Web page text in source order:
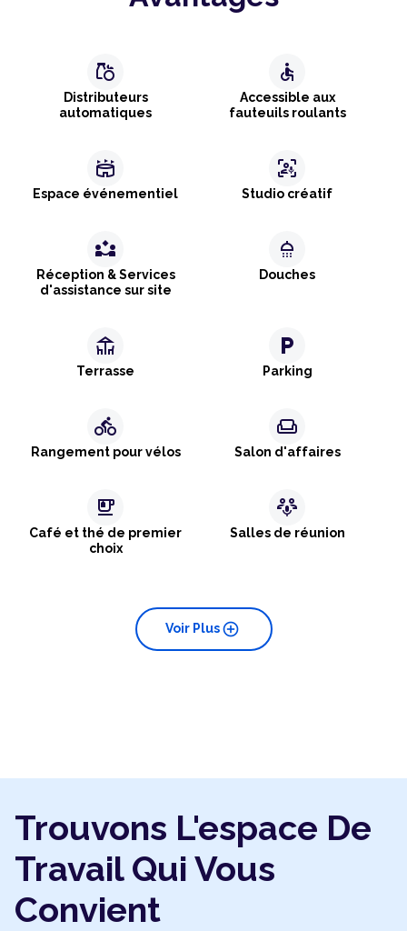
grocery
Distributeurs
automatiques
accessible
Accessible aux
fauteuils roulants
stadium
Espace événementiel
frame_person_mic
Studio créatif
partner_exchange
Réception & Services
d'assistance sur site
shower
Douches
deck
Terrasse
local_parking
Parking
directions_bike
Rangement pour vélos
weekend
Salon d'affaires
emoji_food_beverage
Café et thé de premier
choix
adaptive_audio_mic
Salles de réunion
add_circle
Voir Plus
Trouvons L'espace De
Travail Qui Vous
Convient